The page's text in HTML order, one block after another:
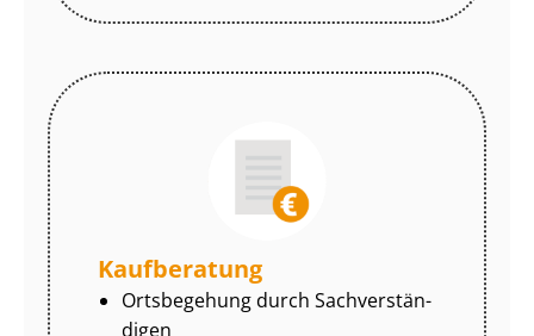
Kaufberatung
Ortsbegehung durch Sach­ver­stän­
di­gen